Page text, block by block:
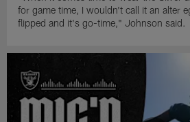
for game time, I wouldn't call it an alter
flipped and it's go-time," Johnson said.